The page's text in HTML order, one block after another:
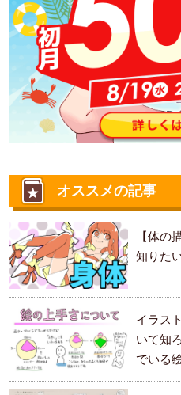
オススメの記事
【体の
知りた
イラス
いて知
でいる